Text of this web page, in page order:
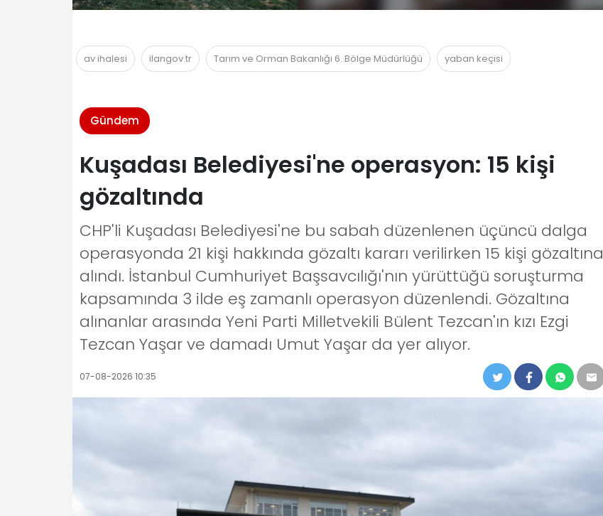
av ihalesi ilangov.tr Tarım ve Orman Bakanlığı 6. Bölge Müdürlüğü yaban keçisi
Gündem
Kuşadası Belediyesi'ne operasyon: 15 kişi
gözaltında
CHP'li Kuşadası Belediyesi'ne bu sabah düzenlenen üçüncü dalga
operasyonda 21 kişi hakkında gözaltı kararı verilirken 15 kişi gözaltına
alındı. İstanbul Cumhuriyet Başsavcılığı'nın yürüttüğü soruşturma
kapsamında 3 ilde eş zamanlı operasyon düzenlendi. Gözaltına
alınanlar arasında Yeni Parti Milletvekili Bülent Tezcan'ın kızı Ezgi
Tezcan Yaşar ve damadı Umut Yaşar da yer alıyor.
07-08-2026 10:35